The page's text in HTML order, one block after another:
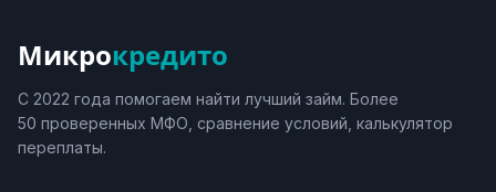
Микрокредито
С 2022 года помогаем найти лучший займ. Более
50 проверенных МФО, сравнение условий, калькулятор
переплаты.